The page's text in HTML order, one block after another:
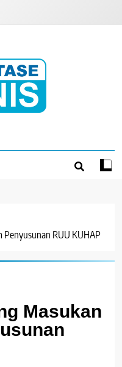
Penyusunan RUU KUHAP
Masukan